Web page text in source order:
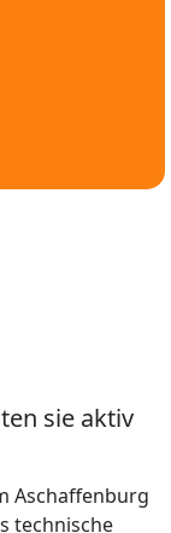
sie aktiv
Aschaffenburg
technische